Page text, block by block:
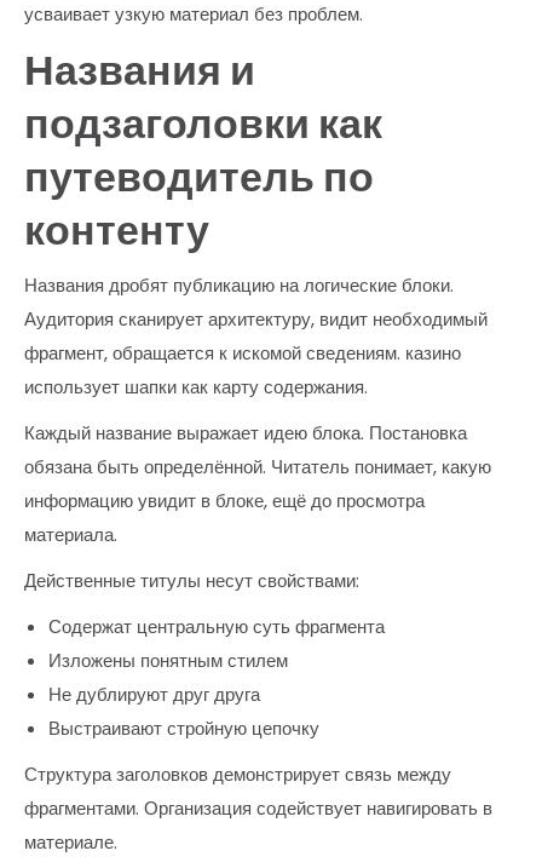
усваивает узкую материал без проблем.
Названия и
подзаголовки как
путеводитель по
контенту
Названия дробят публикацию на логические блоки.
Аудитория сканирует архитектуру, видит необходимый
фрагмент, обращается к искомой сведениям. казино
использует шапки как карту содержания.
Каждый название выражает идею блока. Постановка
обязана быть определённой. Читатель понимает, какую
информацию увидит в блоке, ещё до просмотра
материала.
Действенные титулы несут свойствами:
Содержат центральную суть фрагмента
Изложены понятным стилем
Не дублируют друг друга
Выстраивают стройную цепочку
Структура заголовков демонстрирует связь между
фрагментами. Организация содействует навигировать в
материале.